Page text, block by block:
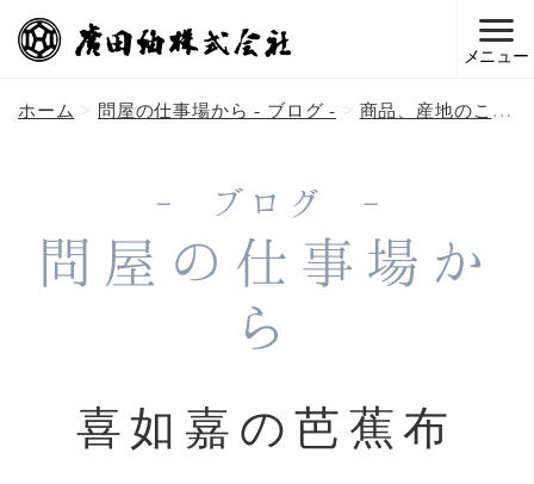
メニュー
ホーム 問屋の仕事場から - ブログ - 商品、産地のこと
- ブログ -
問屋の仕事場か
ら
喜如嘉の芭蕉布